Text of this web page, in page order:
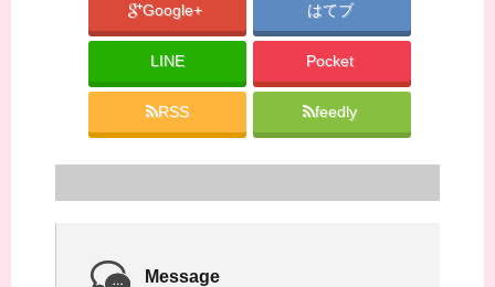
Google+ はてブ
LINE Pocket
RSS feedly
Message